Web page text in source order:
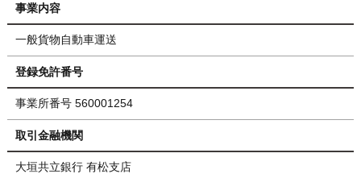
事業内容
一般貨物自動車運送
登録免許番号
事業所番号 560001254
取引金融機関
大垣共立銀行 有松支店